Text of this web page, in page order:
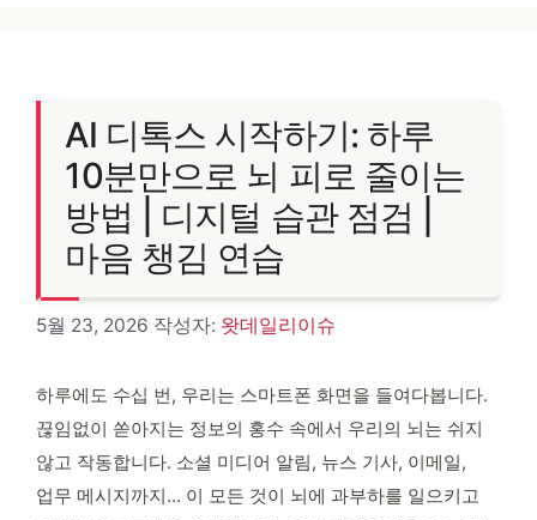
AI 디톡스 시작하기: 하루
10분만으로 뇌 피로 줄이는
방법 | 디지털 습관 점검 |
마음 챙김 연습
5월 23, 2026 작성자: 왓데일리이슈
하루에도 수십 번, 우리는 스마트폰 화면을 들여다봅니다.
끊임없이 쏟아지는 정보의 홍수 속에서 우리의 뇌는 쉬지
않고 작동합니다. 소셜 미디어 알림, 뉴스 기사, 이메일,
업무 메시지까지… 이 모든 것이 뇌에 과부하를 일으키고